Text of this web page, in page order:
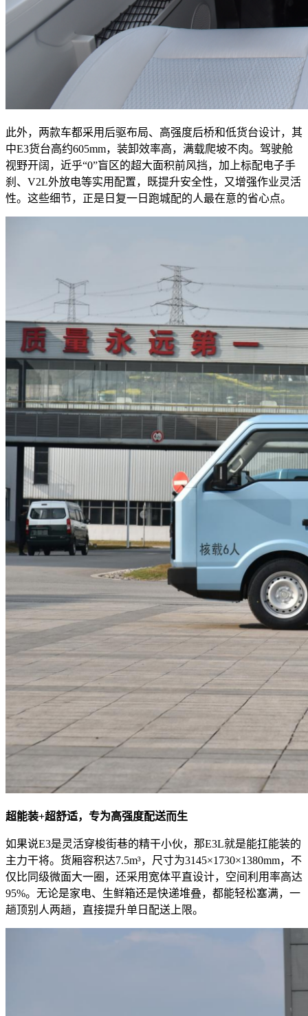
此外，两款车都采用后驱布局、高强度后桥和低货台设计，其
中E3货台高约605mm，装卸效率高，满载爬坡不肉。驾驶舱
视野开阔，近乎“0”盲区的超大面积前风挡，加上标配电子手
刹、V2L外放电等实用配置，既提升安全性，又增强作业灵活
性。这些细节，正是日复一日跑城配的人最在意的省心点。
超能装+超舒适，专为高强度配送而生
如果说E3是灵活穿梭街巷的精干小伙，那E3L就是能扛能装的
主力干将。货厢容积达7.5m³，尺寸为3145×1730×1380mm，不
仅比同级微面大一圈，还采用宽体平直设计，空间利用率高达
95%。无论是家电、生鲜箱还是快递堆叠，都能轻松塞满，一
趟顶别人两趟，直接提升单日配送上限。